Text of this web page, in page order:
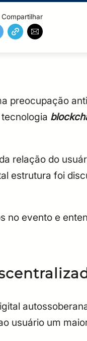
Compartilhar
preocupação
relação do
estrutura foi
no evento e
usuário um